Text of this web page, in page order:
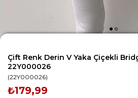
Çift Renk Derin V Yaka Çiçekli
22Y000026
(22Y000026)
₺179,99